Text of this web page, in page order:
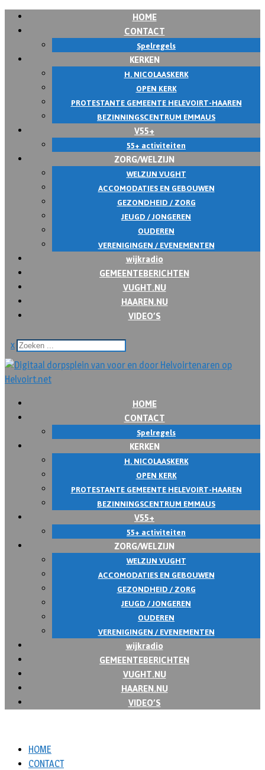
Skip
HOME
CONTACT
Spelregels
KERKEN
H. NICOLAASKERK
OPEN KERK
PROTESTANTE GEMEENTE HELEVOIRT-HAAREN
BEZINNINGSCENTRUM EMMAUS
V55+
55+ activiteiten
ZORG/WELZIJN
WELZIJN VUGHT
ACCOMODATIES EN GEBOUWEN
GEZONDHEID / ZORG
JEUGD / JONGEREN
OUDEREN
VERENIGINGEN / EVENEMENTEN
wijkradio
GEMEENTEBERICHTEN
VUGHT.NU
HAAREN.NU
VIDEO’S
x
HOME
CONTACT
Spelregels
KERKEN
H. NICOLAASKERK
OPEN KERK
PROTESTANTE GEMEENTE HELEVOIRT-HAAREN
BEZINNINGSCENTRUM EMMAUS
V55+
55+ activiteiten
ZORG/WELZIJN
WELZIJN VUGHT
ACCOMODATIES EN GEBOUWEN
GEZONDHEID / ZORG
JEUGD / JONGEREN
OUDEREN
VERENIGINGEN / EVENEMENTEN
wijkradio
GEMEENTEBERICHTEN
VUGHT.NU
HAAREN.NU
VIDEO’S
HOME
CONTACT